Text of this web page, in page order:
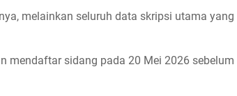
melainkan seluruh data skripsi utama yang
mendaftar sidang pada 20 Mei 2026 sebelum